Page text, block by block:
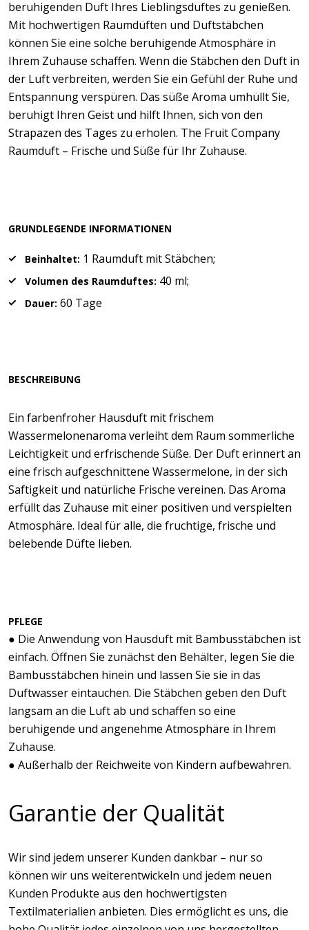
beruhigenden Duft Ihres Lieblingsduftes zu genießen.
Mit hochwertigen Raumdüften und Duftstäbchen
können Sie eine solche beruhigende Atmosphäre in
Ihrem Zuhause schaffen. Wenn die Stäbchen den Duft in
der Luft verbreiten, werden Sie ein Gefühl der Ruhe und
Entspannung verspüren. Das süße Aroma umhüllt Sie,
beruhigt Ihren Geist und hilft Ihnen, sich von den
Strapazen des Tages zu erholen. The Fruit Company
Raumduft – Frische und Süße für Ihr Zuhause.
GRUNDLEGENDE INFORMATIONEN
Beinhaltet: 1 Raumduft mit Stäbchen;
Volumen des Raumduftes: 40 ml;
Dauer: 60 Tage
BESCHREIBUNG
Ein farbenfroher Hausduft mit frischem
Wassermelonenaroma verleiht dem Raum sommerliche
Leichtigkeit und erfrischende Süße. Der Duft erinnert an
eine frisch aufgeschnittene Wassermelone, in der sich
Saftigkeit und natürliche Frische vereinen. Das Aroma
erfüllt das Zuhause mit einer positiven und verspielten
Atmosphäre. Ideal für alle, die fruchtige, frische und
belebende Düfte lieben.
PFLEGE
● Die Anwendung von Hausduft mit Bambusstäbchen ist
einfach. Öffnen Sie zunächst den Behälter, legen Sie die
Bambusstäbchen hinein und lassen Sie sie in das
Duftwasser eintauchen. Die Stäbchen geben den Duft
langsam an die Luft ab und schaffen so eine
beruhigende und angenehme Atmosphäre in Ihrem
Zuhause.
● Außerhalb der Reichweite von Kindern aufbewahren.
Garantie der Qualität
Wir sind jedem unserer Kunden dankbar – nur so
können wir uns weiterentwickeln und jedem neuen
Kunden Produkte aus den hochwertigsten
Textilmaterialien anbieten. Dies ermöglicht es uns, die